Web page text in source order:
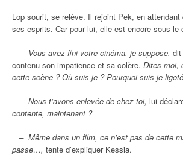
Lop sourit, se relève. Il rejoint Pek, en attendant
ses esprits. Car pour lui, elle est encore sous le
– Vous avez fini votre cinéma, je suppose,
contenu son impatience et sa colère. Dites-moi,
cette scène ? Où suis-je ? Pourquoi suis-je
– Nous t’avons enlevée de chez toi, lui
contente, maintenant ?
– Même dans un film, ce n’est pas de cette
passe…, tente d’expliquer Kessia.